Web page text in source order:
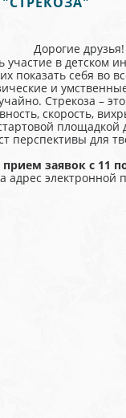
Дорогие
в детском
показать себя во
и
Стрекоза –
скорость,
перспективы для
заявок с 11
адрес электронной